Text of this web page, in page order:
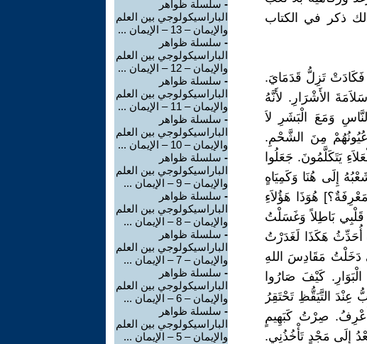
ذكر في الكتاب
فَكَادَتْ تَزِلُّ قَدَمَايَ.
الأَشْرَارِ. لأَنَّهُ
وَمَعَ الْبَشَرِ لاَ
مِنَ الشَّحْمِ.
يَتَكَلَّمُونَ. جَعَلُوا
إِلَى هُنَا وَكَمِيَاهٍ
هُوَذَا هَؤُلاَءِ
بَاطِلاً وَغَسَلْتُ
أُحَدِّثُ هَكَذَا لَغَدَرْتُ
دَخَلْتُ مَقَادِسَ اللهِ
كَيْفَ صَارُوا
عِنْدَ التَّيَقُّظِ تَحْتَقِرُ
أَعْرِفُ. صِرْتُ كَبَهِيمٍ
إِلَى مَجْدٍ تَأْخُذُنِي.
- سلسلة ظواهر
الباراسيكولوجي بين العلم
والإيمان – 13 – الإيمان ...
- سلسلة ظواهر
الباراسيكولوجي بين العلم
والإيمان – 12 – الإيمان ...
- سلسلة ظواهر
الباراسيكولوجي بين العلم
والإيمان – 11 – الإيمان ...
- سلسلة ظواهر
الباراسيكولوجي بين العلم
والإيمان – 10 – الإيمان ...
- سلسلة ظواهر
الباراسيكولوجي بين العلم
والإيمان – 9 – الإيمان ...
- سلسلة ظواهر
الباراسيكولوجي بين العلم
والإيمان – 8 – الإيمان ...
- سلسلة ظواهر
الباراسيكولوجي بين العلم
والإيمان – 7 – الإيمان ...
- سلسلة ظواهر
الباراسيكولوجي بين العلم
والإيمان – 6 – الإيمان ...
- سلسلة ظواهر
الباراسيكولوجي بين العلم
والإيمان – 5 – الإيمان ...